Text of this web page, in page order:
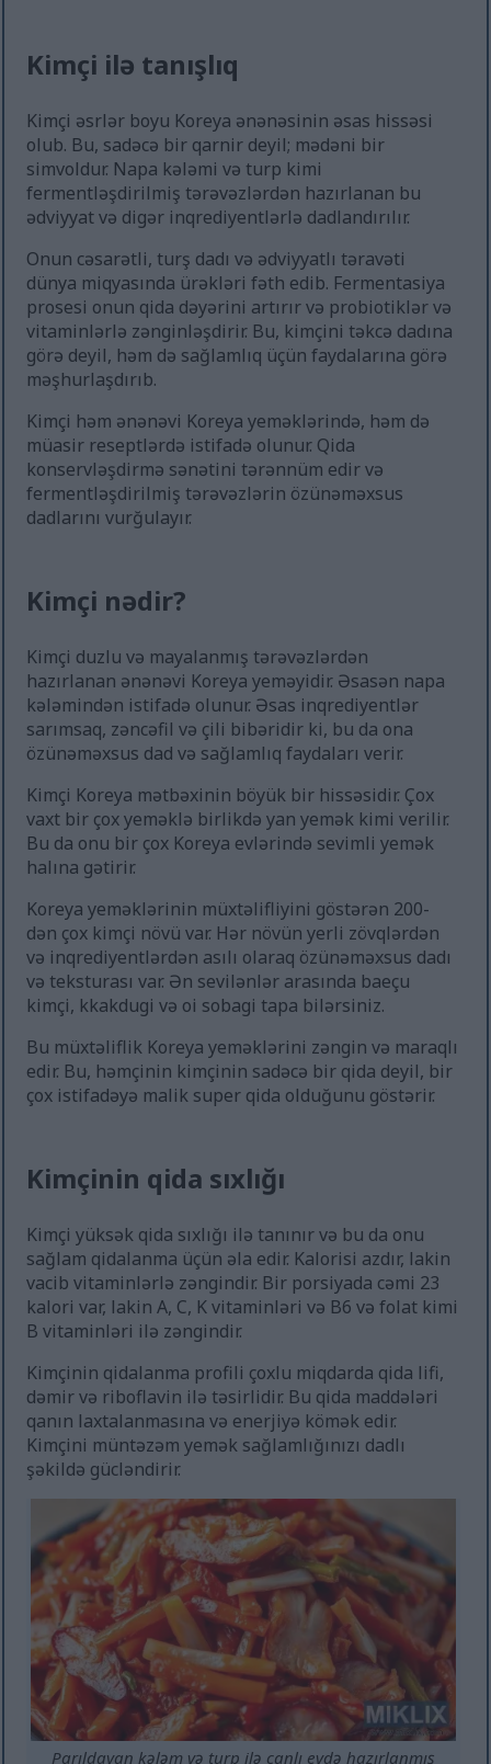
Kimçi ilə tanışlıq
Kimçi əsrlər boyu Koreya ənənəsinin əsas hissəsi
olub. Bu, sadəcə bir qarnir deyil; mədəni bir
simvoldur. Napa kələmi və turp kimi
fermentləşdirilmiş tərəvəzlərdən hazırlanan bu
ədviyyat və digər inqrediyentlərlə dadlandırılır.
Onun cəsarətli, turş dadı və ədviyyatlı təravəti
dünya miqyasında ürəkləri fəth edib. Fermentasiya
prosesi onun qida dəyərini artırır və probiotiklər və
vitaminlərlə zənginləşdirir. Bu, kimçini təkcə dadına
görə deyil, həm də sağlamlıq üçün faydalarına görə
məşhurlaşdırıb.
Kimçi həm ənənəvi Koreya yeməklərində, həm də
müasir reseptlərdə istifadə olunur. Qida
konservləşdirmə sənətini tərənnüm edir və
fermentləşdirilmiş tərəvəzlərin özünəməxsus
dadlarını vurğulayır.
Kimçi nədir?
Kimçi duzlu və mayalanmış tərəvəzlərdən
hazırlanan ənənəvi Koreya yeməyidir. Əsasən napa
kələmindən istifadə olunur. Əsas inqrediyentlər
sarımsaq, zəncəfil və çili bibəridir ki, bu da ona
özünəməxsus dad və sağlamlıq faydaları verir.
Kimçi Koreya mətbəxinin böyük bir hissəsidir. Çox
vaxt bir çox yeməklə birlikdə yan yemək kimi verilir.
Bu da onu bir çox Koreya evlərində sevimli yemək
halına gətirir.
Koreya yeməklərinin müxtəlifliyini göstərən 200-
dən çox kimçi növü var. Hər növün yerli zövqlərdən
və inqrediyentlərdən asılı olaraq özünəməxsus dadı
və teksturası var. Ən sevilənlər arasında baeçu
kimçi, kkakdugi və oi sobagi tapa bilərsiniz.
Bu müxtəliflik Koreya yeməklərini zəngin və maraqlı
edir. Bu, həmçinin kimçinin sadəcə bir qida deyil, bir
çox istifadəyə malik super qida olduğunu göstərir.
Kimçinin qida sıxlığı
Kimçi yüksək qida sıxlığı ilə tanınır və bu da onu
sağlam qidalanma üçün əla edir. Kalorisi azdır, lakin
vacib vitaminlərlə zəngindir. Bir porsiyada cəmi 23
kalori var, lakin A, C, K vitaminləri və B6 və folat kimi
B vitaminləri ilə zəngindir.
Kimçinin qidalanma profili çoxlu miqdarda qida lifi,
dəmir və riboflavin ilə təsirlidir. Bu qida maddələri
qanın laxtalanmasına və enerjiyə kömək edir.
Kimçini müntəzəm yemək sağlamlığınızı dadlı
şəkildə gücləndirir.
Parıldayan kələm və turp ilə canlı evdə hazırlanmış